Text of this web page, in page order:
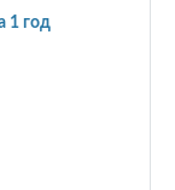
1 год